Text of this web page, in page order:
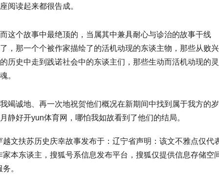
座阅读起来都很告成。
而这个故事中最绝顶的，当属其中兼具耐心与诊治的故事干线
了，那一个个被作家描绘了的活机动现的东谈主物，那些从败兴
的历史中走到践诺社会中的东谈主们，那些生动而活机动现的灵
魂。
我竭诚地、再一次地祝贺他们概况在新期间中找到属于我方的岁
月静好开yun体育网，哪怕我如故看到了他们的结局。
越文扶苏历史庆幸故事发布于：辽宁省声明：该文不雅点仅代
家本东谈主，搜狐号系信息发布平台，搜狐仅提供信息存储空
务。